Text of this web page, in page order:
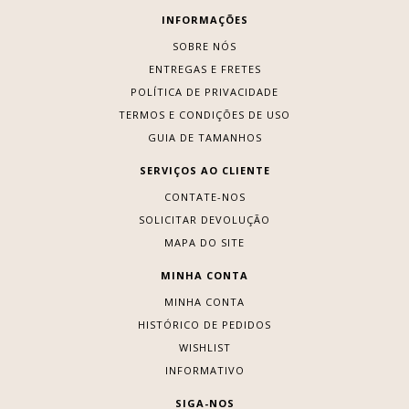
INFORMAÇÕES
SOBRE NÓS
ENTREGAS E FRETES
POLÍTICA DE PRIVACIDADE
TERMOS E CONDIÇÕES DE USO
GUIA DE TAMANHOS
SERVIÇOS AO CLIENTE
CONTATE-NOS
SOLICITAR DEVOLUÇÃO
MAPA DO SITE
MINHA CONTA
MINHA CONTA
HISTÓRICO DE PEDIDOS
WISHLIST
INFORMATIVO
SIGA-NOS